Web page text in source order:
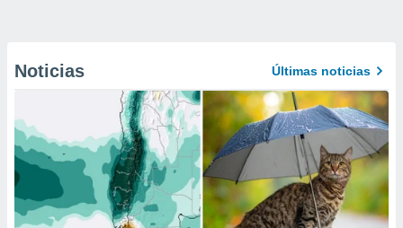
Noticias Últimas noticias